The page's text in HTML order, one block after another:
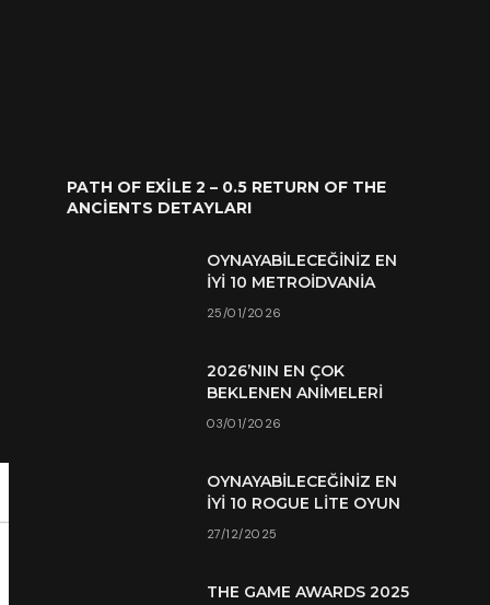
PATH OF EXILE 2 – 0.5 RETURN OF THE
ANCIENTS DETAYLARI
OYNAYABILECEĞINIZ EN
İYI 10 METROIDVANIA
25/01/2026
2026’NIN EN ÇOK
BEKLENEN ANIMELERI
03/01/2026
OYNAYABILECEĞINIZ EN
İYI 10 ROGUE LITE OYUN
27/12/2025
THE GAME AWARDS 2025